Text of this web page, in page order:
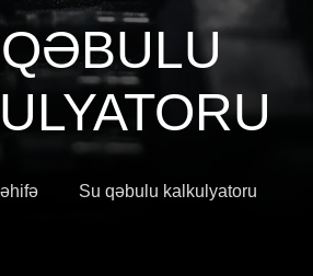
Su qəbulu kalkulyatoru